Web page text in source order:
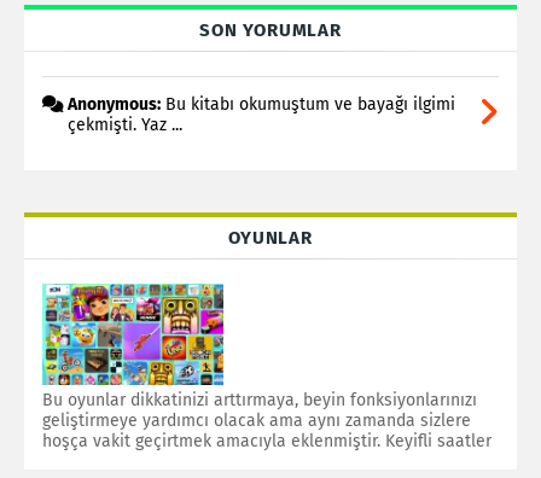
SON YORUMLAR
Anonymous: Bu kitabı okumuştum ve bayağı ilgimi
çekmişti. Yaz ...
OYUNLAR
Bu oyunlar dikkatinizi arttırmaya, beyin fonksiyonlarınızı
geliştirmeye yardımcı olacak ama aynı zamanda sizlere
hoşça vakit geçirtmek amacıyla eklenmiştir. Keyifli saatler